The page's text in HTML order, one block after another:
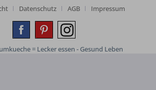
Datenschutz AGB Impressum
= Lecker essen - Gesund Leben